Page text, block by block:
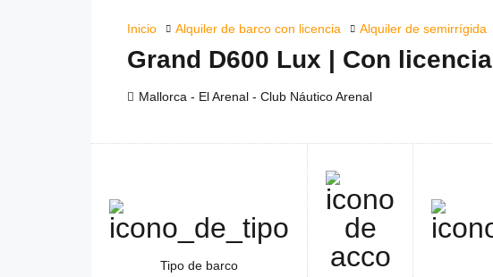
Inicio Alquiler de barco con licencia Alquiler de semirrígida
Grand D600 Lux | Con licencia
Mallorca - El Arenal - Club Náutico Arenal
Tipo de barco